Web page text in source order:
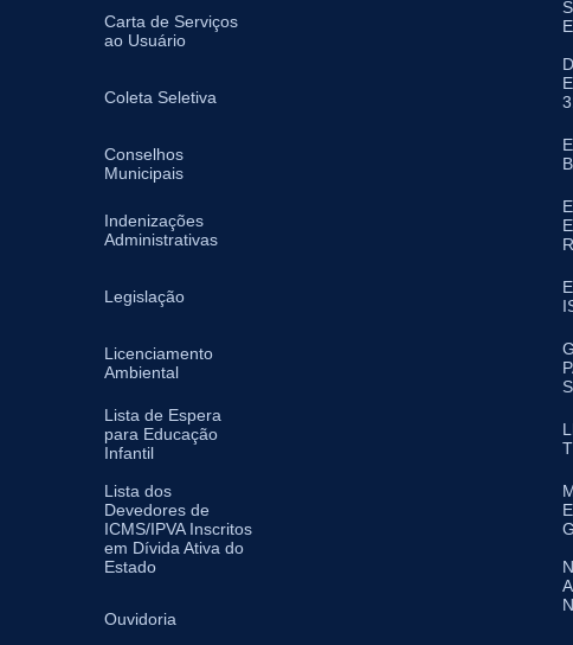
Carta de Serviços
ao Usuário
Coleta Seletiva
Conselhos
Municipais
Indenizações
Administrativas
Legislação
Licenciamento
Ambiental
Lista de Espera
para Educação
Infantil
Lista dos
Devedores de
ICMS/IPVA Inscritos
em Dívida Ativa do
Estado
Ouvidoria